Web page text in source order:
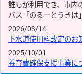
誰もが利用でき、市内
バス「のるーとうきは
2026/03/14
下水道使用料改定の
2025/10/01
養育費確保支援事業に